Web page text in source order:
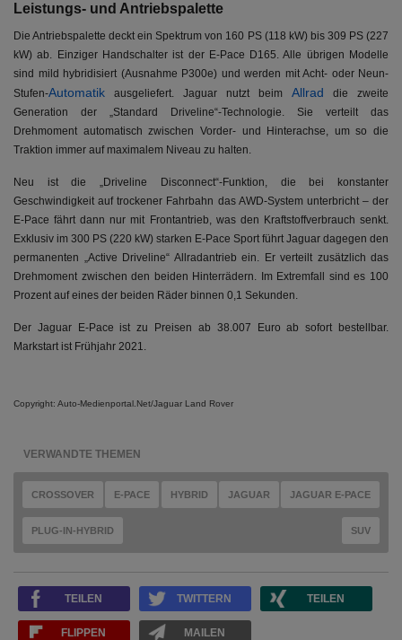
Leistungs- und Antriebspalette
Die Antriebspalette deckt ein Spektrum von 160 PS (118 kW) bis 309 PS (227
kW) ab. Einziger Handschalter ist der E-Pace D165. Alle übrigen Modelle
sind mild hybridisiert (Ausnahme P300e) und werden mit Acht- oder Neun-
Stufen-Automatik ausgeliefert. Jaguar nutzt beim Allrad die zweite
Generation der „Standard Driveline“-Technologie. Sie verteilt das
Drehmoment automatisch zwischen Vorder- und Hinterachse, um so die
Traktion immer auf maximalem Niveau zu halten.
Neu ist die „Driveline Disconnect“-Funktion, die bei konstanter
Geschwindigkeit auf trockener Fahrbahn das AWD-System unterbricht – der
E-Pace fährt dann nur mit Frontantrieb, was den Kraftstoffverbrauch senkt.
Exklusiv im 300 PS (220 kW) starken E-Pace Sport führt Jaguar dagegen den
permanenten „Active Driveline“ Allradantrieb ein. Er verteilt zusätzlich das
Drehmoment zwischen den beiden Hinterrädern. Im Extremfall sind es 100
Prozent auf eines der beiden Räder binnen 0,1 Sekunden.
Der Jaguar E-Pace ist zu Preisen ab 38.007 Euro ab sofort bestellbar.
Markstart ist Frühjahr 2021.
Copyright: Auto-Medienportal.Net/Jaguar Land Rover
VERWANDTE THEMEN
CROSSOVER E-PACE HYBRID JAGUAR JAGUAR E-PACE
PLUG-IN-HYBRID SUV
TEILEN TWITTERN TEILEN
FLIPPEN MAILEN